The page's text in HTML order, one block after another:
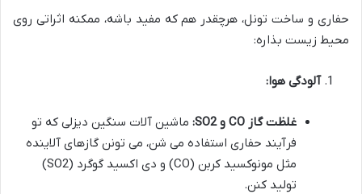
حفاری و ساخت تونل، هرچقدر هم که مفید باشه، ممکنه اثراتی روی
محیط زیست بذاره:
آلودگی هوا:
غلظت گاز CO و SO2:
ماشین آلات سنگین دیزلی که تو
فرآیند حفاری استفاده می شن، می تونن گازهای آلاینده
مثل مونوکسید کربن (CO) و دی اکسید گوگرد (SO2)
تولید کنن.